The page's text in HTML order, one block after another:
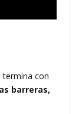
termina con
barreras,